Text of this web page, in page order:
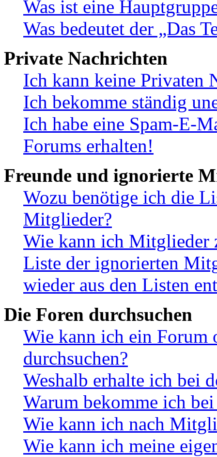
Was ist eine
Was bedeutet der „Das
Private Nachrichten
Ich kann keine Privaten
Ich bekomme ständig
Ich habe eine Spam-E-
Forums erhalten!
Freunde und ignorierte
Wozu benötige ich die
Mitglieder?
Wie kann ich Mitglieder
Liste der ignorierten
wieder aus den Listen
Die Foren durchsuchen
Wie kann ich ein Forum
durchsuchen?
Weshalb erhalte ich bei
Warum bekomme ich
Wie kann ich nach
Wie kann ich meine